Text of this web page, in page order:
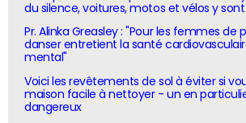
du silence, voitures, motos et vélos y
Pr. Alinka Greasley : "Pour les femmes de
danser entretient la santé
mental"
Voici les revêtements de sol à éviter si
maison facile à nettoyer - un en
dangereux